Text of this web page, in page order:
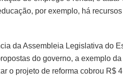
por exemplo, há
da Assembleia Legislativa do
do governo, a exemplo
o projeto de reforma cobrou R$